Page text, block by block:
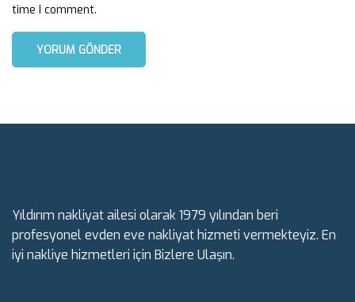
time I comment.
Yıldırım nakliyat ailesi olarak 1979 yılından beri
profesyonel evden eve nakliyat hizmeti vermekteyiz. En
iyi nakliye hizmetleri için Bizlere Ulaşın.